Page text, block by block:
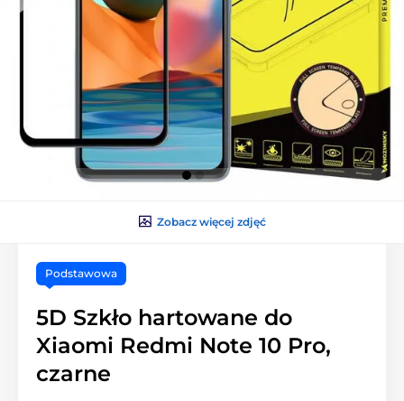
Zobacz więcej zdjęć
Podstawowa
5D Szkło hartowane do
Xiaomi Redmi Note 10 Pro,
czarne